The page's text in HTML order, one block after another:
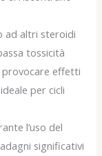
ad altri steroidi
tossicità
provocare effetti
per cicli
l’uso del
significativi